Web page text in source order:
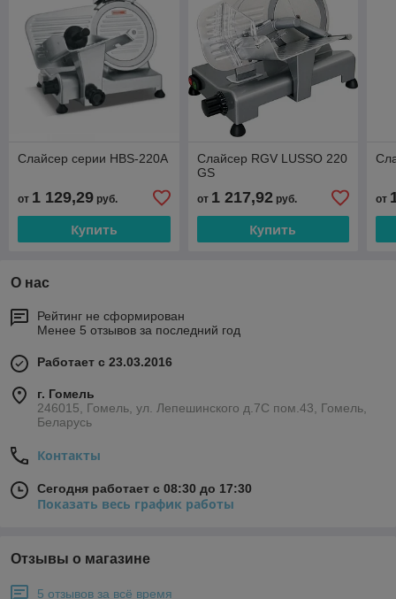
Слайсер серии HBS-220A
от 1 129,29 руб.
Купить
Слайсер RGV LUSSO 220
GS
от 1 217,92руб.
Купить
от
О нас
Рейтинг не сформирован
Менее 5 отзывов за последний год
Работает с 23.03.2016
г. Гомель
246015, Гомель, ул. Лепешинского д.7С пом.43, Гомель,
Беларусь
Контакты
Сегодня работает с 08:30 до 17:30
Показать весь график работы
Отзывы о магазине
5 отзывов за всё время